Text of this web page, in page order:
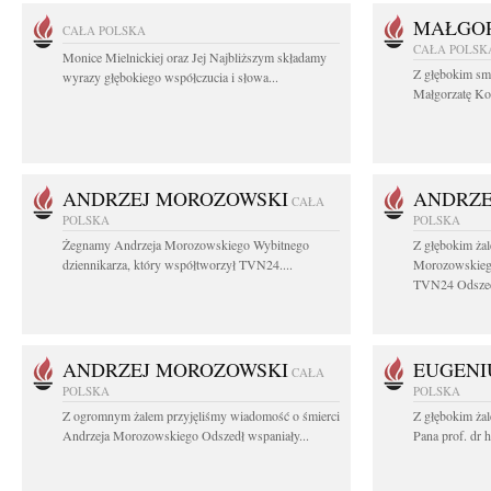
CAŁA POLSKA
Monice Mielnickiej oraz Jej Najbliższym składamy
wyrazy głębokiego współczucia i słowa...
CAŁA
Z głębokim
Małgorzatę
ANDRZEJ MOROZOWSKI CAŁA
POLSKA
Żegnamy Andrzeja Morozowskiego Wybitnego
dziennikarza, który współtworzył TVN24....
POLSKA
Z głębokim
TVN24
ANDRZEJ MOROZOWSKI CAŁA
POLSKA
Z ogromnym żalem przyjęliśmy wiadomość o śmierci
Andrzeja Morozowskiego Odszedł wspaniały...
POLSKA
Z głębokim
Pana prof. dr